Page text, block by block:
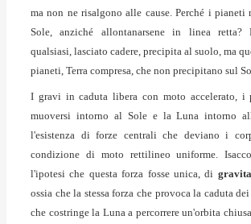
ma non ne risalgono alle cause. Perché i pianeti
Sole, anziché allontanarsene in linea retta?
qualsiasi, lasciato cadere, precipita al suolo, ma
pianeti, Terra compresa, che non precipitano sul
I gravi in caduta libera con moto accelerato, i
muoversi intorno al Sole e la Luna intorno
l'esistenza di forze centrali che deviano i
condizione di moto rettilineo uniforme.
l'ipotesi che questa forza fosse unica, di
ossia che la stessa forza che provoca la caduta
che costringe la Luna a percorrere un'orbita